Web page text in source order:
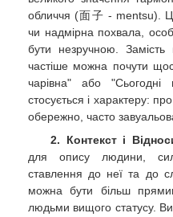
обличчя (面子 - mentsu).
чи надмірна похвала,
бути незручною.
частіше можна почути
чарівна" або
стосується і характеру:
обережно, часто
2. Контекст і
для опису людини,
ставлення до неї та до
можна бути більш
людьми вищого статусу.